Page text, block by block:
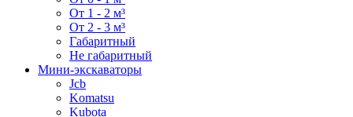
От 1 - 2 м³
От 2 - 3 м³
Габаритный
Не габаритный
Мини-экскаваторы
Jcb
Komatsu
Kubota